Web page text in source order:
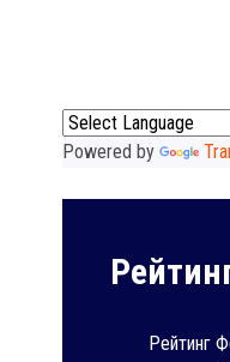
Powered by
Рейтинг